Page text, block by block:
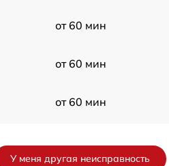
от 60 мин
от 60 мин
от 60 мин
У меня другая неисправность